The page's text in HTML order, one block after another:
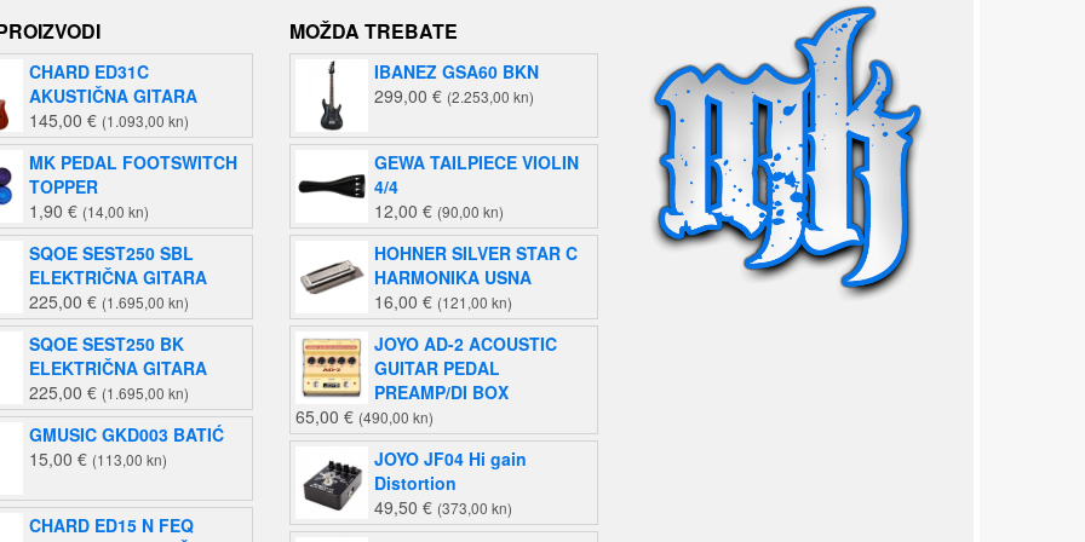
CHARD ED31C
AKUSTIČNA GITARA
145,00 € (1.093,00 kn)
MK PEDAL FOOTSWITCH
TOPPER
1,90 € (14,00 kn)
SQOE SEST250 SBL
ELEKTRIČNA GITARA
225,00 € (1.695,00 kn)
SQOE SEST250 BK
ELEKTRIČNA GITARA
225,00 € (1.695,00 kn)
GMUSIC GKD003 BATIĆ
15,00 € (113,00 kn)
CHARD ED15 N FEQ
MOŽDA TREBATE
IBANEZ GSA60 BKN
299,00 € (2.253,00 kn)
GEWA TAILPIECE VIOLIN
4/4
12,00 € (90,00 kn)
HOHNER SILVER STAR C
HARMONIKA USNA
16,00 € (121,00 kn)
JOYO AD-2 ACOUSTIC
GUITAR PEDAL
PREAMP/DI BOX
65,00 € (490,00 kn)
JOYO JF04 Hi gain
Distortion
49,50 € (373,00 kn)